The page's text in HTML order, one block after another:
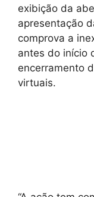
exibição da
apresentação
comprova a
antes do início
encerramento
virtuais.